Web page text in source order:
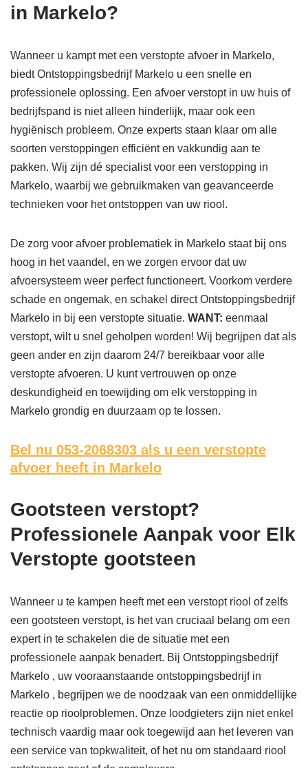
in Markelo?
Wanneer u kampt met een verstopte afvoer in Markelo,
biedt Ontstoppingsbedrijf Markelo u een snelle en
professionele oplossing. Een afvoer verstopt in uw huis of
bedrijfspand is niet alleen hinderlijk, maar ook een
hygiënisch probleem. Onze experts staan klaar om alle
soorten verstoppingen efficiënt en vakkundig aan te
pakken. Wij zijn dé specialist voor een verstopping in
Markelo, waarbij we gebruikmaken van geavanceerde
technieken voor het ontstoppen van uw riool.
De zorg voor afvoer problematiek in Markelo staat bij ons
hoog in het vaandel, en we zorgen ervoor dat uw
afvoersysteem weer perfect functioneert. Voorkom verdere
schade en ongemak, en schakel direct Ontstoppingsbedrijf
Markelo in bij een verstopte situatie. WANT: eenmaal
verstopt, wilt u snel geholpen worden! Wij begrijpen dat als
geen ander en zijn daarom 24/7 bereikbaar voor alle
verstopte afvoeren. U kunt vertrouwen op onze
deskundigheid en toewijding om elk verstopping in
Markelo grondig en duurzaam op te lossen.
Bel nu 053-2068303 als u een verstopte
afvoer heeft in Markelo
Gootsteen verstopt?
Professionele Aanpak voor Elk
Verstopte gootsteen
Wanneer u te kampen heeft met een verstopt riool of zelfs
een gootsteen verstopt, is het van cruciaal belang om een
expert in te schakelen die de situatie met een
professionele aanpak benadert. Bij Ontstoppingsbedrijf
Markelo , uw vooraanstaande ontstoppingsbedrijf in
Markelo , begrijpen we de noodzaak van een onmiddellijke
reactie op rioolproblemen. Onze loodgieters zijn niet enkel
technisch vaardig maar ook toegewijd aan het leveren van
een service van topkwaliteit, of het nu om standaard riool